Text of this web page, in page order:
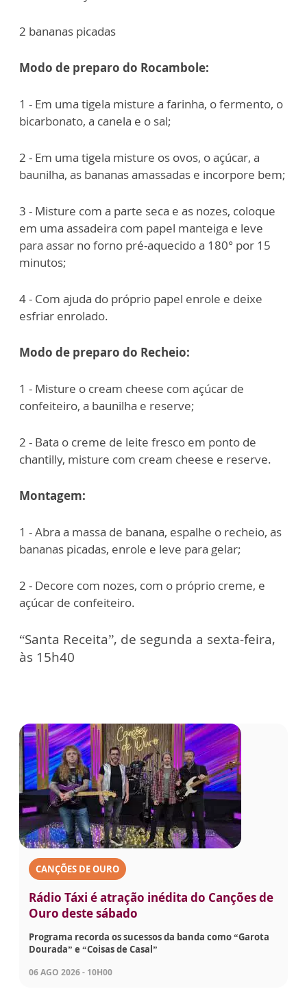
2 bananas picadas
Modo de preparo do Rocambole:
1 - Em uma tigela misture a farinha, o fermento, o
bicarbonato, a canela e o sal;
2 - Em uma tigela misture os ovos, o açúcar, a
baunilha, as bananas amassadas e incorpore bem;
3 - ⁠Misture com a parte seca e as nozes, coloque
em uma assadeira com papel manteiga e leve
para assar no forno pré-aquecido a 180° por 15
minutos;
4 - Com ajuda do próprio papel enrole e deixe
esfriar enrolado.
Modo de preparo do Recheio:
1 - Misture o cream cheese com açúcar de
confeiteiro, a baunilha e reserve;
2 - ⁠Bata o creme de leite fresco em ponto de
chantilly, misture com cream cheese e reserve.
Montagem:
1 - Abra a massa de banana, espalhe o recheio, as
bananas picadas, enrole e leve para gelar;
2 - ⁠Decore com nozes, com o próprio creme, e
açúcar de confeiteiro.
“Santa Receita”, de segunda a sexta-feira,
às 15h40
CANÇÕES DE OURO
Rádio Táxi é atração inédita do Canções de
Ouro deste sábado
Programa recorda os sucessos da banda como “Garota
Dourada” e “Coisas de Casal”
06 AGO 2026 - 10H00